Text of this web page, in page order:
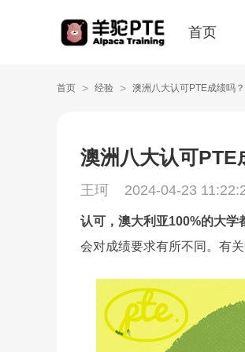
首页
首页 > 经验 > 澳洲八大认可PTE成绩吗
澳洲八大认可PTE
王珂 2024-04-23
认可，澳大利亚100%的大学
会对成绩要求有所不同。有